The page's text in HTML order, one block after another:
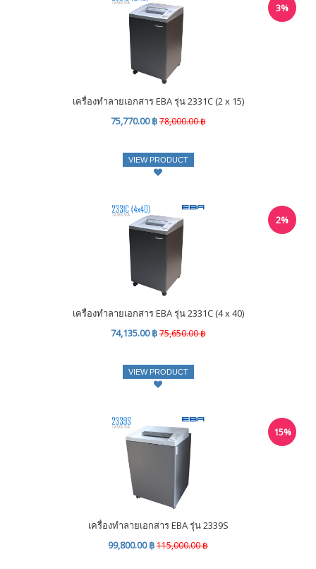
เครื่องทำลายเอกสาร EBA รุ่น 2331C (2 x 15)
75,770.00 ฿78,000.00 ฿
3%
VIEW PRODUCT
เครื่องทำลายเอกสาร EBA รุ่น 2331C (4 x 40)
74,135.00 ฿75,650.00 ฿
2%
VIEW PRODUCT
เครื่องทำลายเอกสาร EBA รุ่น 2339S
99,800.00 ฿115,000.00 ฿
15%